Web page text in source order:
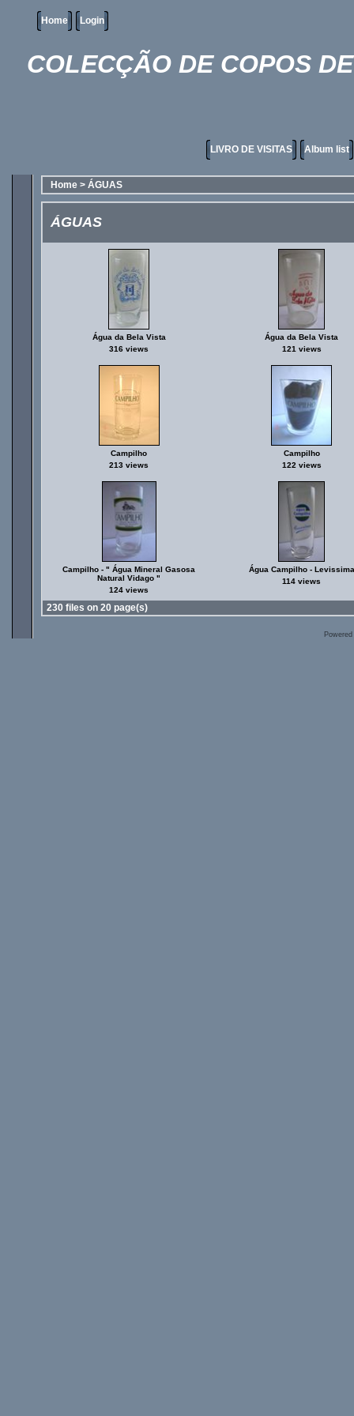
Home Login
COLECÇÃO DE COPOS
LIVRO DE VISITAS Album list
Home > ÁGUAS
ÁGUAS
Água da Bela Vista
316 views
Água da Bela Vista
121 views
Campilho
213 views
Campilho
122 views
Campilho - " Água Mineral Gasosa
Natural Vidago "
124 views
Água Campilho - Levissima
114 views
230 files on 20 page(s)